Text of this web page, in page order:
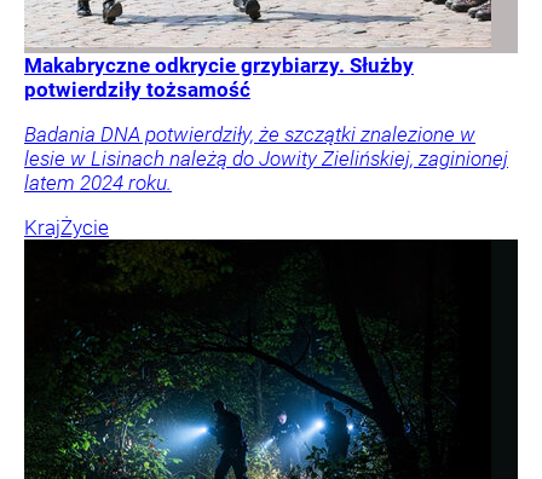
Makabryczne odkrycie grzybiarzy. Służby
potwierdziły tożsamość
Badania DNA potwierdziły, że szczątki znalezione w
lesie w Lisinach należą do Jowity Zielińskiej, zaginionej
latem 2024 roku.
KrajŻycie